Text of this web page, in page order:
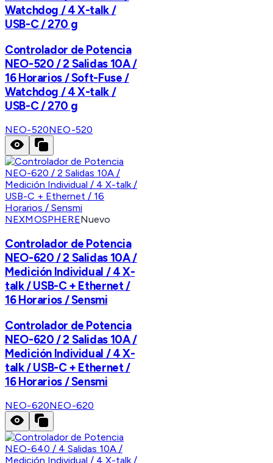
Watchdog / 4 X-talk /
USB-C / 270 g
Controlador de Potencia
NEO-520 / 2 Salidas 10A /
16 Horarios / Soft-Fuse /
Watchdog / 4 X-talk /
USB-C / 270 g
NEO-520NEO-520
NEXMOSPHERENuevo
Controlador de Potencia
NEO-620 / 2 Salidas 10A /
Medición Individual / 4 X-
talk / USB-C + Ethernet /
16 Horarios / Sensmi
Controlador de Potencia
NEO-620 / 2 Salidas 10A /
Medición Individual / 4 X-
talk / USB-C + Ethernet /
16 Horarios / Sensmi
NEO-620NEO-620